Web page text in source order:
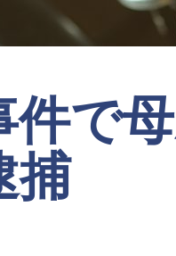
件で
捕